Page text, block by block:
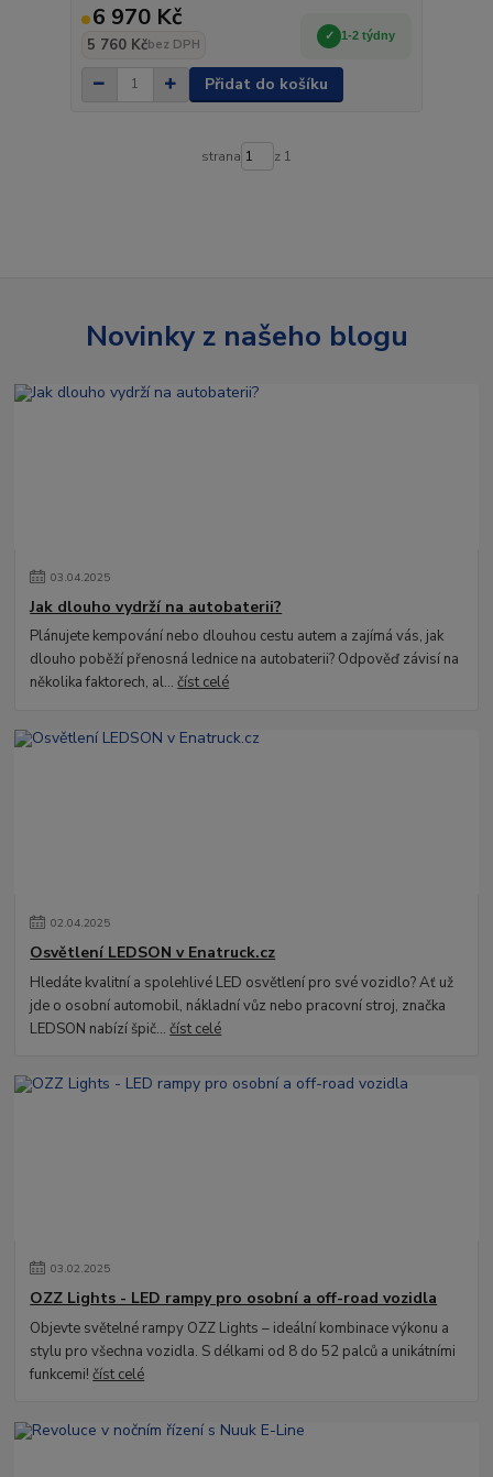
6 970 Kč
5 760 Kčbez DPH
1-2 týdny
Přidat do košíku
strana z 1
Novinky z našeho blogu
03.04.2025
Jak dlouho vydrží na autobaterii?
Plánujete kempování nebo dlouhou cestu autem a zajímá vás, jak
dlouho poběží přenosná lednice na autobaterii? Odpověď závisí na
několika faktorech, al...číst celé
02.04.2025
Osvětlení LEDSON v Enatruck.cz
Hledáte kvalitní a spolehlivé LED osvětlení pro své vozidlo? Ať už
jde o osobní automobil, nákladní vůz nebo pracovní stroj, značka
LEDSON nabízí špič...číst celé
03.02.2025
OZZ Lights - LED rampy pro osobní a off-road vozidla
Objevte světelné rampy OZZ Lights – ideální kombinace výkonu a
stylu pro všechna vozidla. S délkami od 8 do 52 palců a unikátními
funkcemi!číst celé